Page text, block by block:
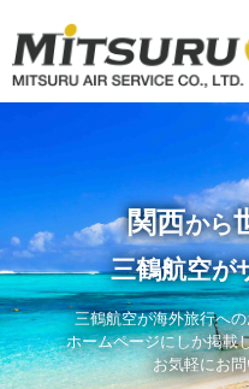
関西から
三鶴航空が
三鶴航空が海外旅行へ
ホームページにしか掲載
お気軽にお